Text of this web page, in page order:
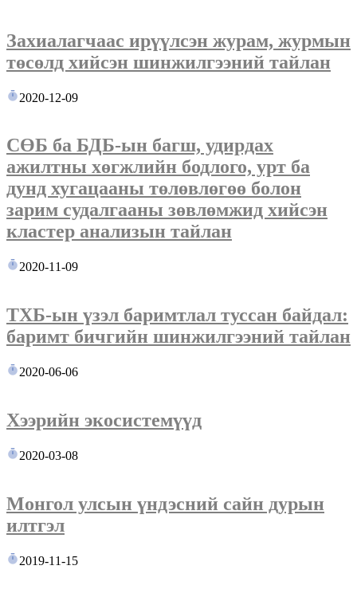
Захиалагчаас ирүүлсэн журам, журмын
төсөлд хийсэн шинжилгээний тайлан
2020-12-09
СӨБ ба БДБ-ын багш, удирдах
ажилтны хөгжлийн бодлого, урт ба
дунд хугацааны төлөвлөгөө болон
зарим судалгааны зөвлөмжид хийсэн
кластер анализын тайлан
2020-11-09
ТХБ-ын үзэл баримтлал туссан байдал:
баримт бичгийн шинжилгээний тайлан
2020-06-06
Хээрийн экосистемүүд
2020-03-08
Монгол улсын үндэсний сайн дурын
илтгэл
2019-11-15